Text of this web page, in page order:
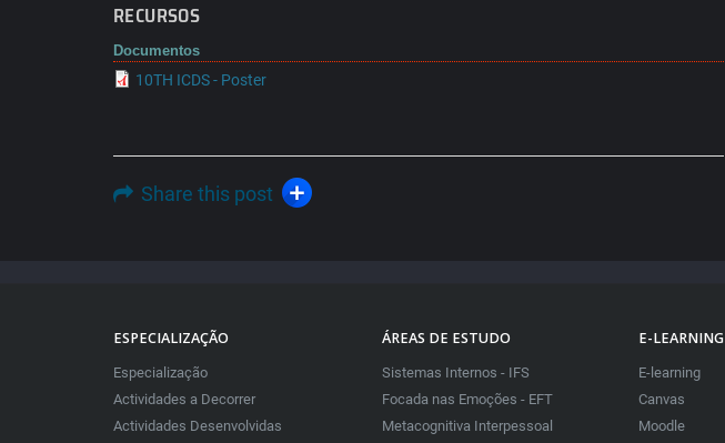
RECURSOS
Documentos
10TH ICDS - Poster
Share this post
ESPECIALIZAÇÃO
Especialização
Actividades a Decorrer
Actividades Desenvolvidas
ÁREAS DE ESTUDO
Sistemas Internos - IFS
Focada nas Emoções - EFT
Metacognitiva Interpessoal
E-LEARNING
E-learning
Canvas
Moodle